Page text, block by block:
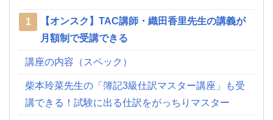
1
【オンスク】TAC講師・織田香里先生の講義が
月額制で受講できる
講座の内容（スペック）
柴本玲菜先生の「簿記3級仕訳マスター講座」も受
講できる！試験に出る仕訳をがっちりマスター